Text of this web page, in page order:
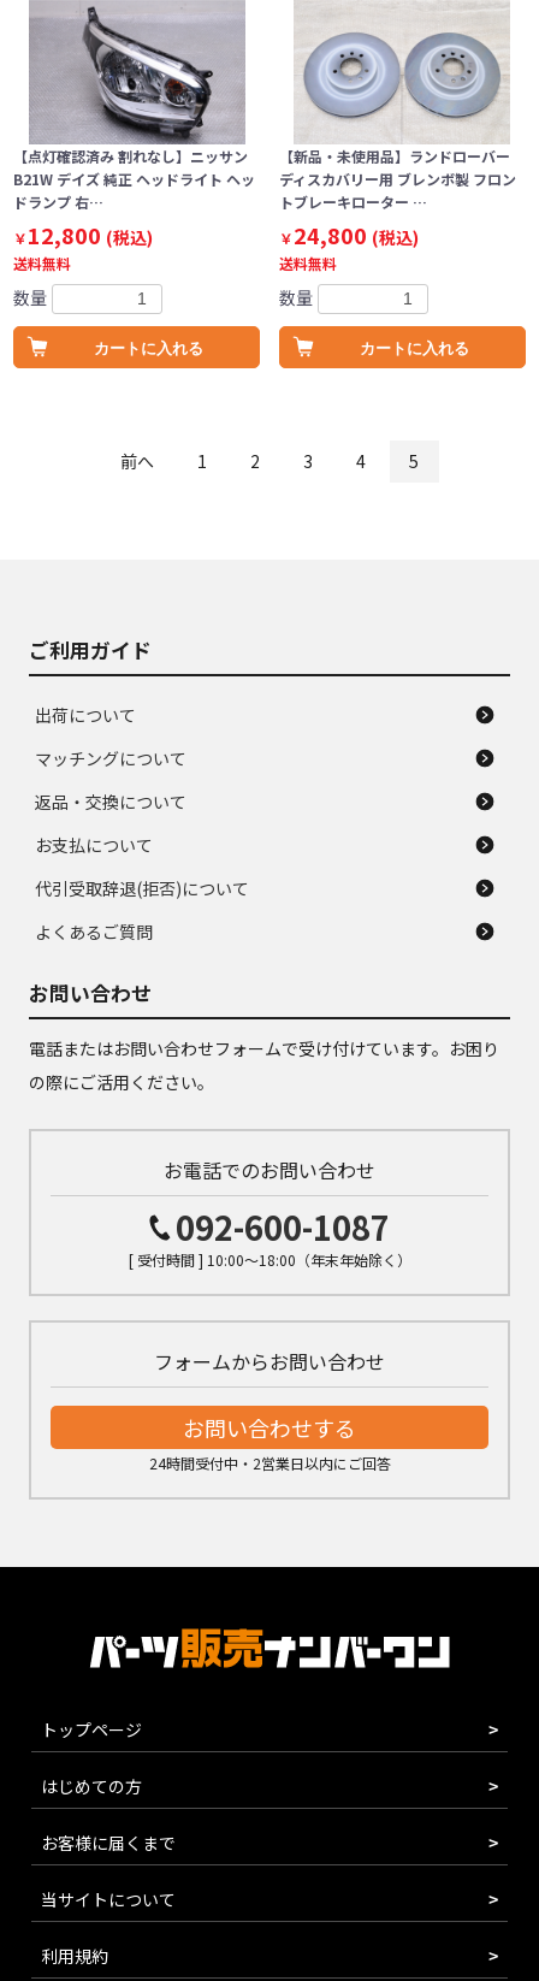
【点灯確認済み 割れなし】ニッサン
B21W デイズ 純正 ヘッドライト ヘッ
ドランプ 右…
￥12,800 (税込)
送料無料
数量
カートに入れる
【新品・未使用品】ランドローバー
ディスカバリー用 ブレンボ製 フロン
トブレーキローター …
￥24,800 (税込)
送料無料
数量
カートに入れる
前へ 1 2 3 4 5
ご利用ガイド
出荷について
マッチングについて
返品・交換について
お支払について
代引受取辞退(拒否)について
よくあるご質問
お問い合わせ
電話またはお問い合わせフォームで受け付けています。お困り
の際にご活用ください。
お電話でのお問い合わせ
092-600-1087
[ 受付時間 ] 10:00～18:00（年末年始除く）
フォームからお問い合わせ
お問い合わせする
24時間受付中・2営業日以内にご回答
トップページ
はじめての方
お客様に届くまで
当サイトについて
利用規約